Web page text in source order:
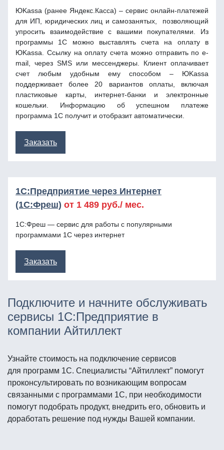
ЮKassa (ранее Яндекс.Касса) – сервис онлайн-платежей
для ИП, юридических лиц и самозанятых, позволяющий
упросить взаимодействие с вашими покупателями. Из
программы 1С можно выставлять счета на оплату в
ЮKassa. Ссылку на оплату счета можно отправить по e-
mail, через SMS или мессенджеры. Клиент оплачивает
счет любым удобным ему способом – ЮKassa
поддерживает более 20 вариантов оплаты, включая
пластиковые карты, интернет-банки и электронные
кошельки. Информацию об успешном платеже
программа 1С получит и отобразит автоматически.
Заказать
1С:Предприятие через Интернет
(1С:Фреш) от 1 489 руб./ мес.
1С:Фреш — сервис для работы с популярными
программами 1С через интернет
Заказать
Подключите и начните обслуживать
сервисы 1С:Предприятие в
компании Айтиллект
Узнайте стоимость на подключение сервисов
для программ 1С. Специалисты “Айтиллект” помогут
проконсультировать по возникающим вопросам
связанными с программами 1С, при необходимости
помогут подобрать продукт, внедрить его, обновить и
доработать решение под нужды Вашей компании.